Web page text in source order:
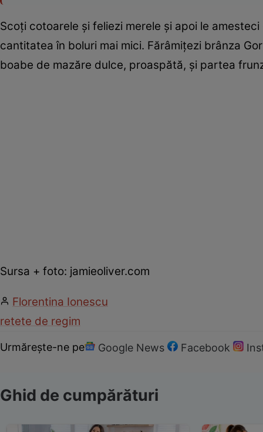
Scoţi cotoarele şi feliezi merele şi apoi le
cantitatea în boluri mai mici. Fărâmiţezi brânza
boabe de mazăre dulce, proaspătă, şi partea
Sursa + foto: jamieoliver.com
Florentina Ionescu
retete de regim
Urmărește-ne pe Google News Facebook
Ghid de cumpărături